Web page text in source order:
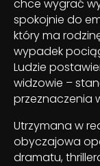
chce wygrać
spokojnie do
który ma
wypadek
Ludzie
widzowie –
przeznaczenia
Utrzymana w
obyczajowa
dramatu,